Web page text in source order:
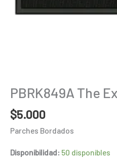
PBRK849A The
$5.000
Parches Bordados
Disponibilidad: 50 disponibles